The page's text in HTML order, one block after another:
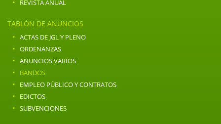
REVISTA ANUAL
TABLÓN DE ANUNCIOS
· ACTAS DE JGL Y PLENO
· ORDENANZAS
· ANUNCIOS VARIOS
· BANDOS
· EMPLEO PÚBLICO Y CONTRATOS
· EDICTOS
· SUBVENCIONES